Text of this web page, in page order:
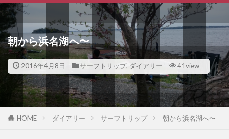
朝から浜名湖へ〜
2016年4月8日 サーフトリップ, ダイアリー 41view
HOME ダイアリー サーフトリップ 朝から浜名湖へ〜